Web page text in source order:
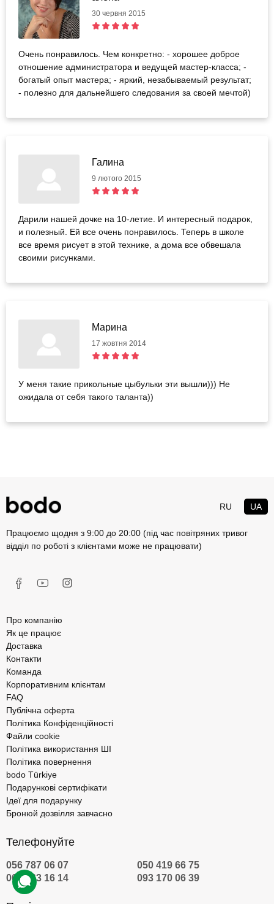
30 червня 2015
Очень понравилось. Чем конкретно: - хорошее доброе
отношение администратора и ведущей мастер-класса; -
богатый опыт мастера; - яркий, незабываемый результат;
- полезно для дальнейшего следования за своей мечтой)
Галина
9 лютого 2015
Дарили нашей дочке на 10-летие. И интересный подарок,
и полезный. Ей все очень понравилось. Теперь в школе
все время рисует в этой технике, а дома все обвешала
своими рисунками.
Марина
17 жовтня 2014
У меня такие прикольные цыбульки эти вышли))) Не
ожидала от себя такого таланта))
RU UA
Працюємо щодня з 9:00 до 20:00 (під час повітряних тривог
відділ по роботі з клієнтами може не працювати)
Про компанію
Як це працює
Доставка
Контакти
Команда
Корпоративним клієнтам
FAQ
Публічна оферта
Політика Конфіденційності
Файли cookie
Політика використання ШІ
Політика повернення
bodo Türkiye
Подарункові сертифікати
Ідеї для подарунку
Бронюй дозвілля завчасно
Телефонуйте
056 787 06 07
050 419 66 75
067 463 16 14
093 170 06 39